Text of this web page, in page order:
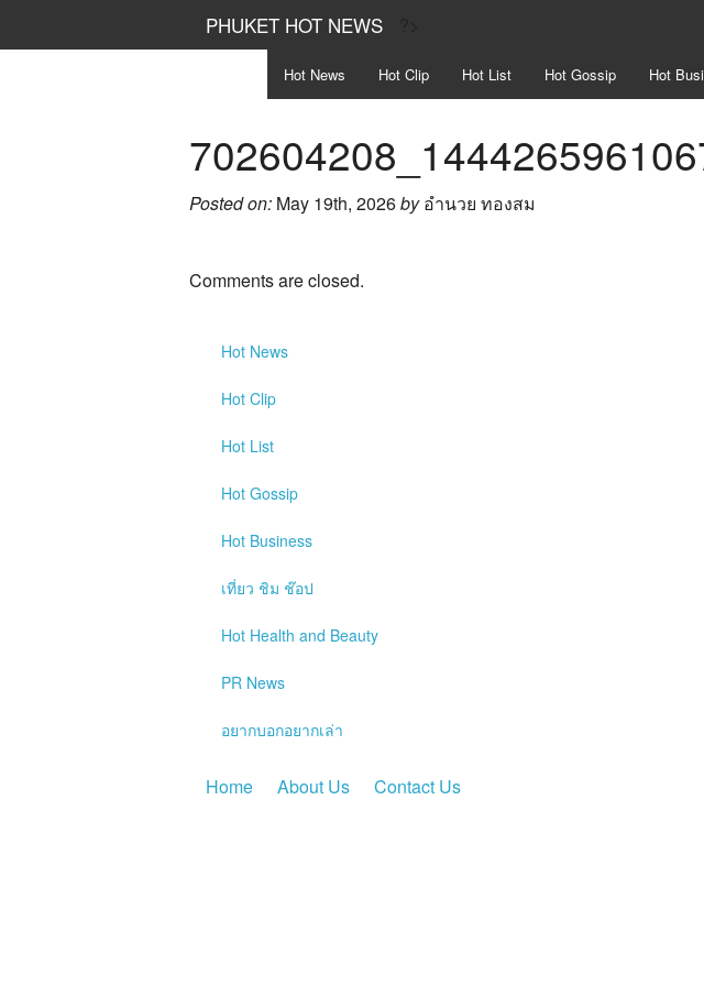
PHUKET HOT NEWS
Hot News Hot Clip Hot List Hot Gossip Hot
Posted on: May 19th, 2026byอำนวย ทองสม
Comments are closed.
Hot News
Hot Clip
Hot List
Hot Gossip
Hot Business
เที่ยว ชิม ช๊อป
Hot Health and Beauty
PR News
อยากบอกอยากเล่า
Home About Us Contact Us